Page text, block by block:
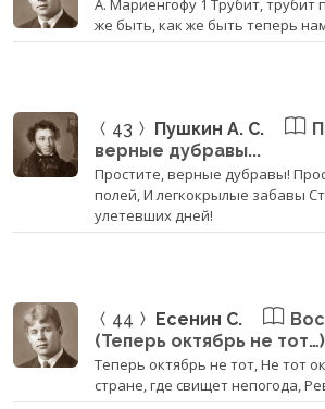
же быть, как же быть теперь
43 Пушкин А. С.
верные дубравы...
Простите, верные дубравы!
полей, И легкокрылые забавы
улетевших дней!
44 Есенин С.
(Теперь октябрь не тот…)
Теперь октябрь не тот, Не тот
стране, где свищет непогода,